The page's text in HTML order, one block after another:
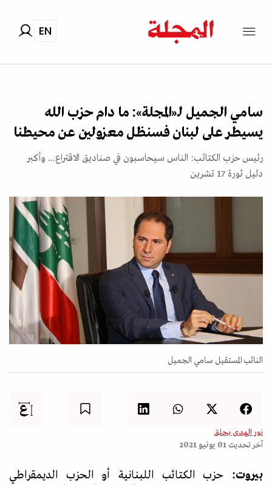
EN
سامي الجميل لـ«المجلة»: ما دام حزب الله
يسيطر على لبنان فسنظل معزولين عن محيطنا
رئيس حزب الكتائب: الناس سيحاسبون في صناديق الاقتراع... وأكبر
دليل ثورة 17 تشرين
النائب المستقيل سامي الجميل
نور الهدى بحلق
آخر تحديث 01 يونيو 2021
بيروت: حزب الكتائب اللبنانية أو الحزب الديمقراطي